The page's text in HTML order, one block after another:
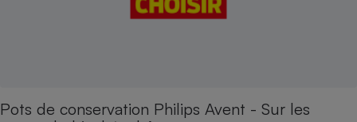
Pots de conservation Philips Avent - Sur les